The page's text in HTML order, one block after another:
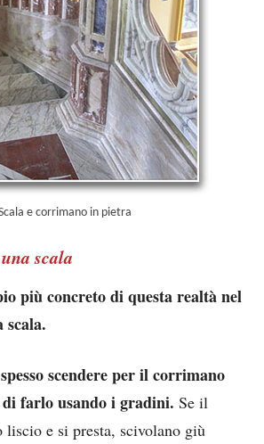
e corrimano in pietra
scala
più concreto di questa realtà nel
scendere per il corrimano
di farlo usando i gradini. Se il
e si presta, scivolano giù